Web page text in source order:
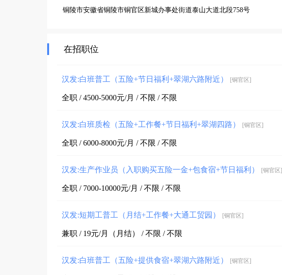
铜陵市安徽省铜陵市铜官区新城办事处街道泰山大道北段758号
在招职位
汉发:白班普工（五险+节日福利+翠湖六路附近） [铜官区]
全职 / 4500-5000元/月 / 不限 / 不限
汉发:白班质检（五险+工作餐+节日福利+翠湖四路） [铜官区]
全职 / 6000-8000元/月 / 不限 / 不限
汉发:生产作业员（入职购买五险一金+包食宿+节日福利） [铜官区]
全职 / 7000-10000元/月 / 不限 / 不限
汉发:短期工普工（月结+工作餐+大通工贸园） [铜官区]
兼职 / 19元/月（月结） / 不限 / 不限
汉发:白班普工（五险+提供食宿+翠湖六路附近） [铜官区]